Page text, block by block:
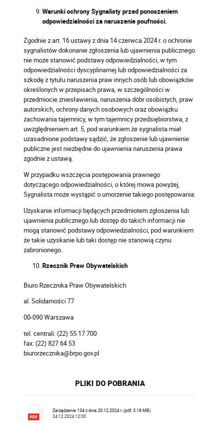
Warunki ochrony Sygnalisty przed ponoszeniem
odpowiedzialności za naruszenie poufności.
Zgodnie z art. 16 ustawy z dnia 14 czerwca 2024 r. o ochronie
sygnalistów dokonanie zgłoszenia lub ujawnienia publicznego
nie może stanowić podstawy odpowiedzialności, w tym
odpowiedzialności dyscyplinarnej lub odpowiedzialności za
szkodę z tytułu naruszenia praw innych osób lub obowiązków
określonych w przepisach prawa, w szczególności w
przedmiocie zniesławienia, naruszenia dóbr osobistych, praw
autorskich, ochrony danych osobowych oraz obowiązku
zachowania tajemnicy, w tym tajemnicy przedsiębiorstwa, z
uwzględnieniem art. 5, pod warunkiem że sygnalista miał
uzasadnione podstawy sądzić, że zgłoszenie lub ujawnienie
publiczne jest niezbędne do ujawnienia naruszenia prawa
zgodnie z ustawą.
W przypadku wszczęcia postępowania prawnego
dotyczącego odpowiedzialności, o której mowa powyżej,
Sygnalista może wystąpić o umorzenie takiego postępowania.
Uzyskanie informacji będących przedmiotem zgłoszenia lub
ujawnienia publicznego lub dostęp do takich informacji nie
mogą stanowić podstawy odpowiedzialności, pod warunkiem
że takie uzyskanie lub taki dostęp nie stanowią czynu
zabronionego.
Rzecznik Praw Obywatelskich
Biuro Rzecznika Praw Obywatelskich
al. Solidarności 77
00-090 Warszawa
tel. centrali: (22) 55 17 700
fax: (22) 827 64 53
biurorzecznika@brpo.gov.pl
PLIKI DO POBRANIA
Zarządzenie 134 z dnia 20.12.2024 r. (pdf, 3.18 MB)
24.12.2024 12:00